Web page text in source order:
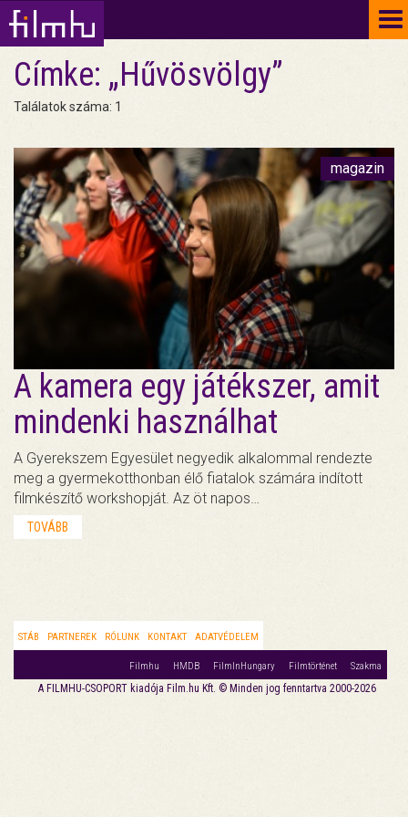
Címke: „Hűvösvölgy”
Találatok száma: 1
magazin
A kamera egy játékszer, amit
mindenki használhat
A Gyerekszem Egyesület negyedik alkalommal rendezte
meg a gyermekotthonban élő fiatalok számára indított
filmkészítő workshopját. Az öt napos…
TOVÁBB
STÁB PARTNEREK RÓLUNK KONTAKT ADATVÉDELEM
Filmhu HMDB FilmInHungary Filmtörténet Szakma
A FILMHU-CSOPORT kiadója Film.hu Kft. © Minden jog fenntartva 2000-2026